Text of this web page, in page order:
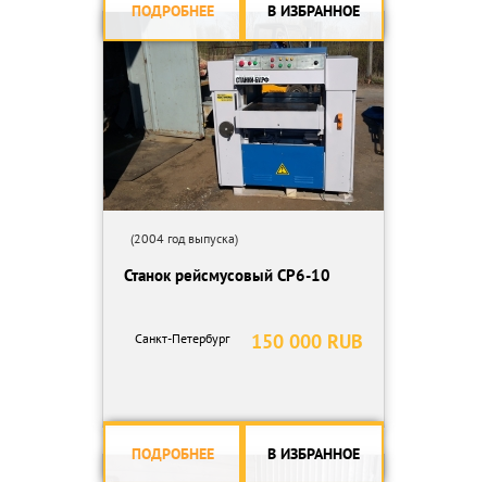
ПОДРОБНЕЕ В ИЗБРАННОЕ
(2004 год выпуска)
Станок рейсмусовый СР6-10
150 000 RUB
Санкт-Петербург
ПОДРОБНЕЕ В ИЗБРАННОЕ